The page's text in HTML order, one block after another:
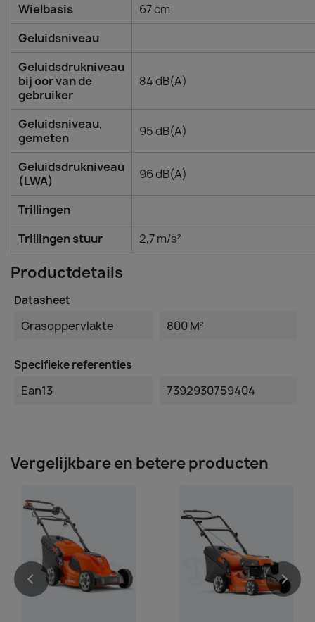
Wielbasis
67 cm
Geluidsniveau
Geluidsdrukniveau
bij oor van de
gebruiker
84 dB(A)
Geluidsniveau,
gemeten
95 dB(A)
Geluidsdrukniveau
(LWA)
96 dB(A)
Trillingen
Trillingen stuur
2,7 m/s²
Productdetails
Datasheet
Grasoppervlakte 800 M²
Specifieke referenties
Ean13 7392930759404
Vergelijkbare en betere producten